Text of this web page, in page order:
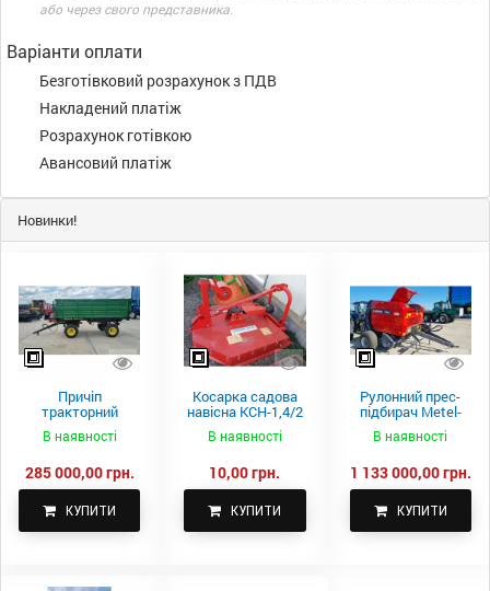
або через свого представника.
Варіанти оплати
Безготівковий розрахунок з ПДВ
Накладений платіж
Розрахунок готівкою
Авансовий платіж
Новинки!
Причіп
тракторний
самоскидний
Spike 2 ПТС-4
В наявності
285 000,00 грн.
КУПИТИ
Косарка садова
навісна КСН-1,4/2
В наявності
10,00 грн.
КУПИТИ
Рулонний прес-
підбирач Metel-
Fach Z 587
В наявності
1 133 000,00 грн.
КУПИТИ